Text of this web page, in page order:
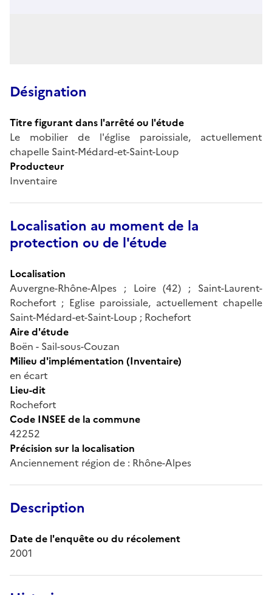
Désignation
Titre figurant dans l'arrêté ou l'étude
Le mobilier de l'église paroissiale, actuellement
chapelle Saint-Médard-et-Saint-Loup
Producteur
Inventaire
Localisation au moment de la
protection ou de l'étude
Localisation
Auvergne-Rhône-Alpes ; Loire (42) ; Saint-Laurent-
Rochefort ; Eglise paroissiale, actuellement chapelle
Saint-Médard-et-Saint-Loup ; Rochefort
Aire d'étude
Boën - Sail-sous-Couzan
Milieu d'implémentation (Inventaire)
en écart
Lieu-dit
Rochefort
Code INSEE de la commune
42252
Précision sur la localisation
Anciennement région de : Rhône-Alpes
Description
Date de l'enquête ou du récolement
2001